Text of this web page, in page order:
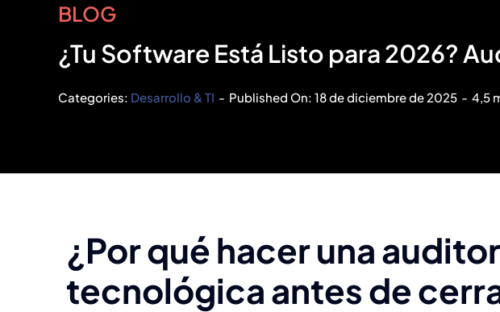
BLOG
¿Tu Software Está Listo para 2026?
Categories: Desarrollo & TI - Published On: 18 de diciembre de 2025 - 4,5
¿Por qué hacer una
tecnológica antes de